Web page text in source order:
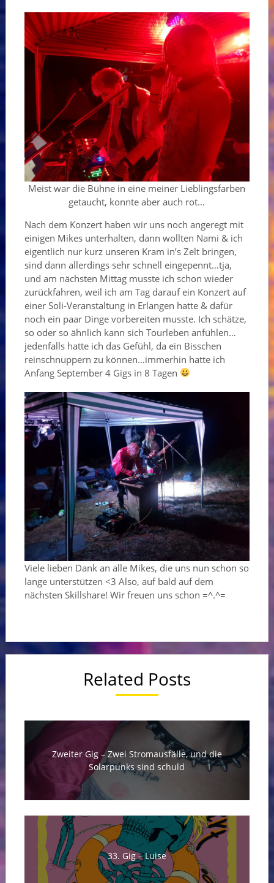
Meist war die Bühne in eine meiner Lieblingsfarben
getaucht, konnte aber auch rot…
Nach dem Konzert haben wir uns noch angeregt mit
einigen Mikes unterhalten, dann wollten Nami & ich
eigentlich nur kurz unseren Kram in’s Zelt bringen,
sind dann allerdings sehr schnell eingepennt…tja,
und am nächsten Mittag musste ich schon wieder
zurückfahren, weil ich am Tag darauf ein Konzert auf
einer Soli-Veranstaltung in Erlangen hatte & dafür
noch ein paar Dinge vorbereiten musste. Ich schätze,
so oder so ähnlich kann sich Tourleben anfühlen…
jedenfalls hatte ich das Gefühl, da ein Bisschen
reinschnuppern zu können…immerhin hatte ich
Anfang September 4 Gigs in 8 Tagen
Viele lieben Dank an alle Mikes, die uns nun schon so
lange unterstützen <3 Also, auf bald auf dem
nächsten Skillshare! Wir freuen uns schon =^.^=
Related Posts
Zweiter Gig – Zwei Stromausfälle, und die
Solarpunks sind schuld
33. Gig – Luise